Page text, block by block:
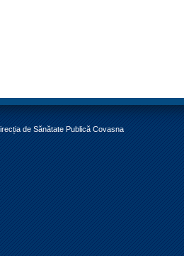
de Sănătate Publică Covasna